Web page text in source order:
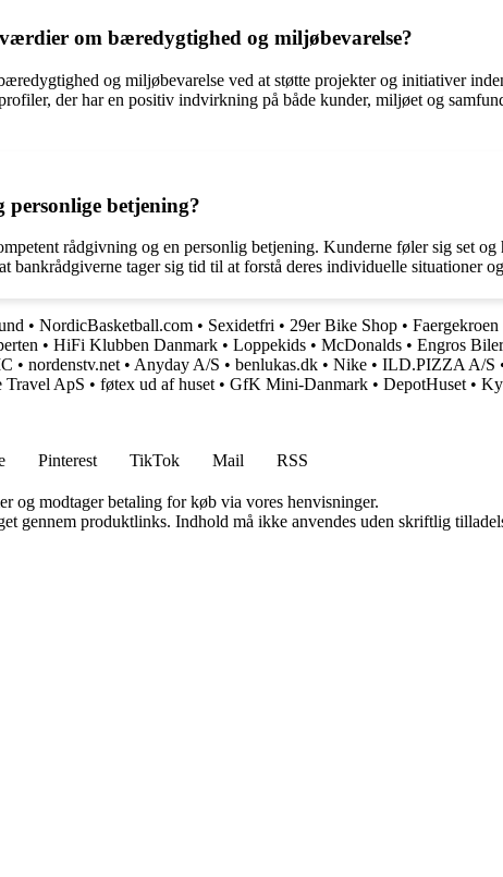
om bæredygtighed og miljøbevarelse?
og miljøbevarelse ved at støtte projekter og initiativer
der har en positiv indvirkning på både kunder, miljøet og
personlige betjening?
rådgivning og en personlig betjening. Kunderne føler sig set
bankrådgiverne tager sig tid til at forstå deres individuelle situationer
• NordicBasketball.com • Sexidetfri • 29er Bike Shop • Faergekroen
• HiFi Klubben Danmark • Loppekids • McDonalds • Engros Biler
• nordenstv.net • Anyday A/S • benlukas.dk • Nike • ILD.PIZZA A/S
Travel ApS • føtex ud af huset • GfK Mini-Danmark • DepotHuset •
Pinterest TikTok Mail
RSS
og modtager betaling for køb via vores henvisninger.
gennem produktlinks. Indhold må ikke anvendes uden skriftlig